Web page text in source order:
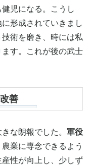
児になる。こうし
に形成されていきまし
術を磨き、時には私
す。これが後の武士
善
な朗報でした。 軍役
業に専念できるよう
性が向上し、少しず